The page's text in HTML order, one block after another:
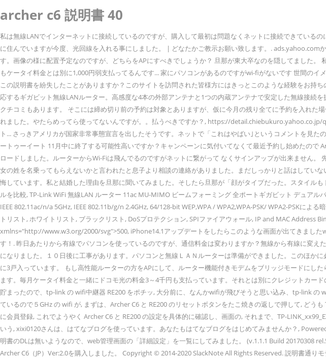
archer c6 説明書 40
私は無線LANでインターネットに接続しているのですが、購入して最初は問題なくネットに接続できている
に住んでいますが今度、光回線を入れる事にしました。 | どなたかご教示お願い致します。.
す。画像の様に配置予定なのですが、どちらをAPにすべきでしょうか？ 旦那が東大卒なのを隠してました
もケータイ料金とは別に1,000円弱支払ってるんです... 家にパソコンがあるのですがwi-fiがないです 世間の
この説明書を紛失したことがありますか？このサイトを訪問された皆様方にはきっとこのような経験をお持
応するギガビット無線LANルーター。高感度な4本の外部アンテナと1つの内蔵アンテナで安定した無線接
クチコミもあります。 そこには締め切り前の予約は対象とありますが、仮に今月の残り全てに予約を入れ
れました。やたらめってら使ってないんですが。。払うべきですか？, https://
ト... さっきアメリカが国家非常事態宣言を出したそうです。ネットで「これはやばい｣というコメントを見
ートゥーイート 11月中に終了する可能性高いですか？キャンペーンに気付いてなくて最近予約し始めたの
ロードしました。ルーターからWi-Fiは飛んでるのですがネットに繋がって なくサインアップが出来ません
女の姓を名乗ってもらえないかと言われたと息子より相談の連絡がありました。まだしっかりと話はしてい
悔しています。私と結婚した理由を旦那に聞いてみました。そしたら旦那が「顔がタイプだった。スタイ
ルを比較, TP-Link WiFi 無線LAN ルーター 11ac MU-MIMO ビームフォーミング 全ポートギガビット デュア
IEEE 802.11ac/n/a 5GHz, IEEE 802.11b/g/n 2.4GHz, 64/128-bit WEP,WPA / WPA2,WPA-PSK/ WPA2-PSKによ
トリスト, ホワイトリスト, ブラックリスト, DoSプロテクション, SPIファイアウォール, IP and MAC
xmlns="http://www.w3.org/2000/svg">500, iPhone14.1アップデートをしたらこのような画面が出てきまし
す！. 昨日あたりから有線でパソコンを使っているのですが、通信料金は変わりますか？無線から有線に変
になりました。１０日後に工事があります。パソコンと無線ＬＡＮルーターは準備ができました。このほか
に3戸入っています。 もし高性能ルーターの方をAPにして、ルーター機能付きモデムをブリッジモードにし
ます。毎月ケータイ料金と一緒にドコモ光の料金3～4千円も支払っています。それとは別にクレジットカ
貯まったので、tp-link の wifi中継器 RE200 をポチッ, 大分前に、なんかwifiが飛びそうと思い込み、tp-link の
ているので５GHz の wifi が, まずは、Archer C6 と RE200 のリセットボタンをたこ焼きの返しで押して, ど
に会員登録, これでようやく Archer C6 と RE200 の設定を具体的に確認し、画面の, それまで、TP-
いう, xixi0120さんは、はてなブログを使っています。あなたもはてなブログをはじめてみませんか？,
明書のDLは無いようなので、web管理画面の「詳細設定」を一覧にしてみました。 (v.1.1.1 Build 20170308
Archer C6（JP）Ver:2.0を購入しました。 Copyright © 2014-2020 SlackNote All Rights Reserved. 説明書通